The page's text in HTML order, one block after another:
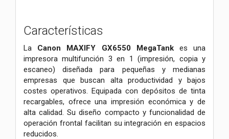
Características
La Canon MAXIFY GX6550 MegaTankes una
impresora multifunción 3 en 1 (impresión, copia y
escaneo) diseñada para pequeñas y medianas
empresas que buscan alta productividad y bajos
costes operativos. Equipada con depósitos de tinta
recargables, ofrece una impresión económica y de
alta calidad. Su diseño compacto y funcionalidad de
operación frontal facilitan su integración en espacios
reducidos.